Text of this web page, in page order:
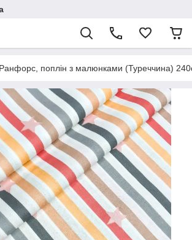
Ранфорс, поплін з малюнками (Туреччина)